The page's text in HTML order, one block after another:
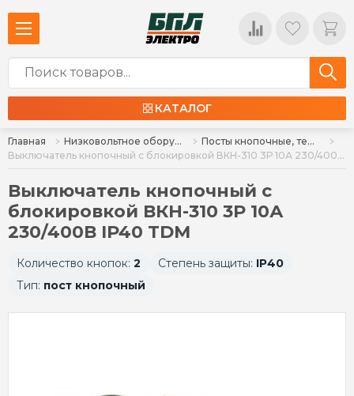
КАТАЛОГ
Главная Низковольтное оборудование
Посты кнопочные, тельферные
Выключатель кнопочный с блокировкой ВКН-310 3Р 10А 230/400В IP40 TDM
Выключатель кнопочный с
блокировкой ВКН-310 3Р 10А
230/400В IP40 TDM
Количество кнопок: 2 Степень защиты: IP40
Тип: пост кнопочный